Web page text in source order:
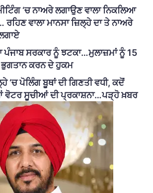
‘ਚ ਨਾਅਰੇ ਲਗਾਉਣ ਵਾਲਾ ਨਿਕਲਿਆ
ਵਾਲਾ ਮਾਨਸਾ ਜ਼ਿਲ੍ਹੇ ਦਾ ਤੇ ਨਾਅਰੇ
ਪੰਜਾਬ ਸਰਕਾਰ ਨੂੰ ਝਟਕਾ…ਮੁਲਾਜ਼ਮਾਂ ਨੂੰ 15
ਭੁਗਤਾਨ ਕਰਨ ਦੇ ਹੁਕਮ
‘ਚ ਪੋਲਿੰਗ ਬੂਥਾਂ ਦੀ ਗਿਣਤੀ ਵਧੀ, ਕਦੋਂ
ਵੋਟਰ ਸੂਚੀਆਂ ਦੀ ਪ੍ਰਕਾਸ਼ਨਾ…ਪੜ੍ਹੋ ਖ਼ਬਰ